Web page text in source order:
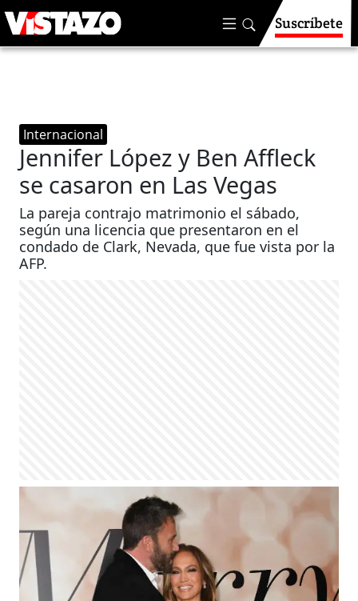
Suscríbete
Internacional
Jennifer López y Ben Affleck
se casaron en Las Vegas
La pareja contrajo matrimonio el sábado,
según una licencia que presentaron en el
condado de Clark, Nevada, que fue vista por la
AFP.